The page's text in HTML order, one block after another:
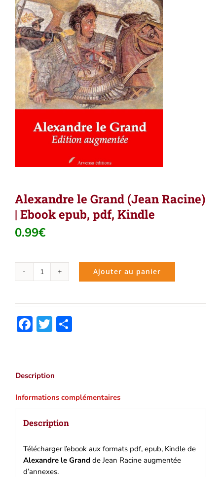
Alexandre le Grand (Jean Racine)
| Ebook epub, pdf, Kindle
0.99€
quantité
Grand
(Jean
epub,
Kindle
Ajouter au panier
Facebook
Twitter
Description
Informations complémentaires
Description
Télécharger l’ebook aux formats pdf, epub, Kindle de
Alexandre le Grand de Jean Racine augmentée
d’annexes.